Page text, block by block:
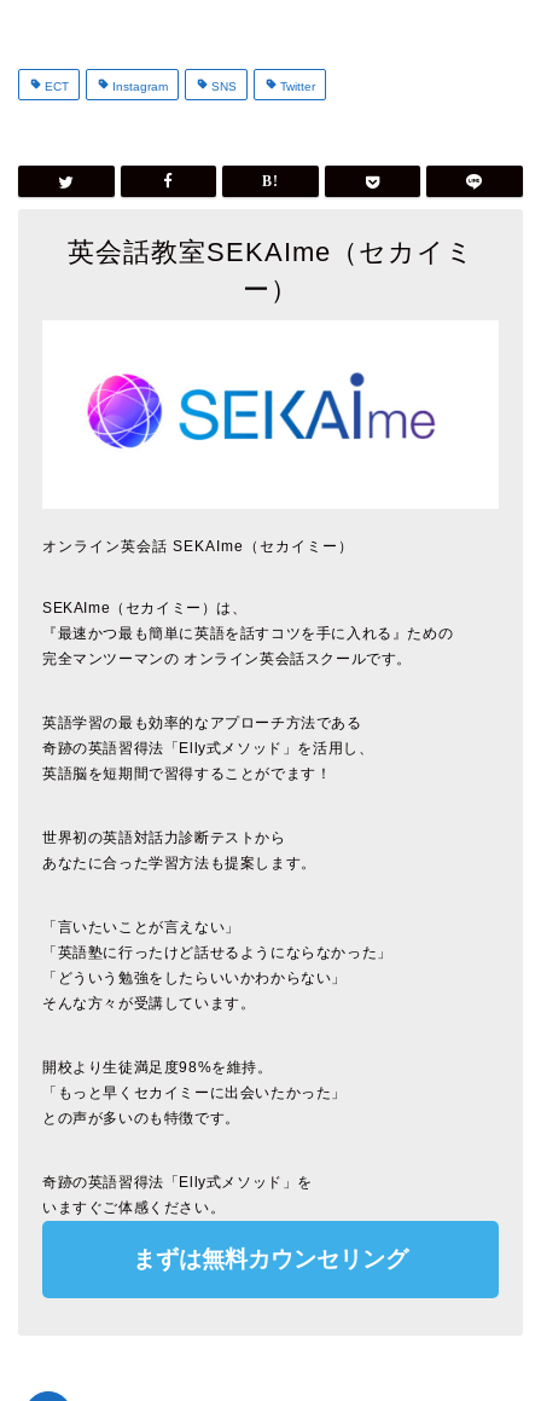
ECT Instagram SNS Twitter
英会話教室SEKAIme（セカイミ
ー）
オンライン英会話 SEKAIme（セカイミー）
SEKAIme（セカイミー）は、
『最速かつ最も簡単に英語を話すコツを手に入れる』ための
完全マンツーマンの オンライン英会話スクールです。
英語学習の最も効率的なアプローチ方法である
奇跡の英語習得法「Elly式メソッド」を活用し、
英語脳を短期間で習得することがでます！
世界初の英語対話力診断テストから
あなたに合った学習方法も提案します。
「言いたいことが言えない」
「英語塾に行ったけど話せるようにならなかった」
「どういう勉強をしたらいいかわからない」
そんな方々が受講しています。
開校より生徒満足度98%を維持。
「もっと早くセカイミーに出会いたかった」
との声が多いのも特徴です。
奇跡の英語習得法「Elly式メソッド」を
いますぐご体感ください。
まずは無料カウンセリング